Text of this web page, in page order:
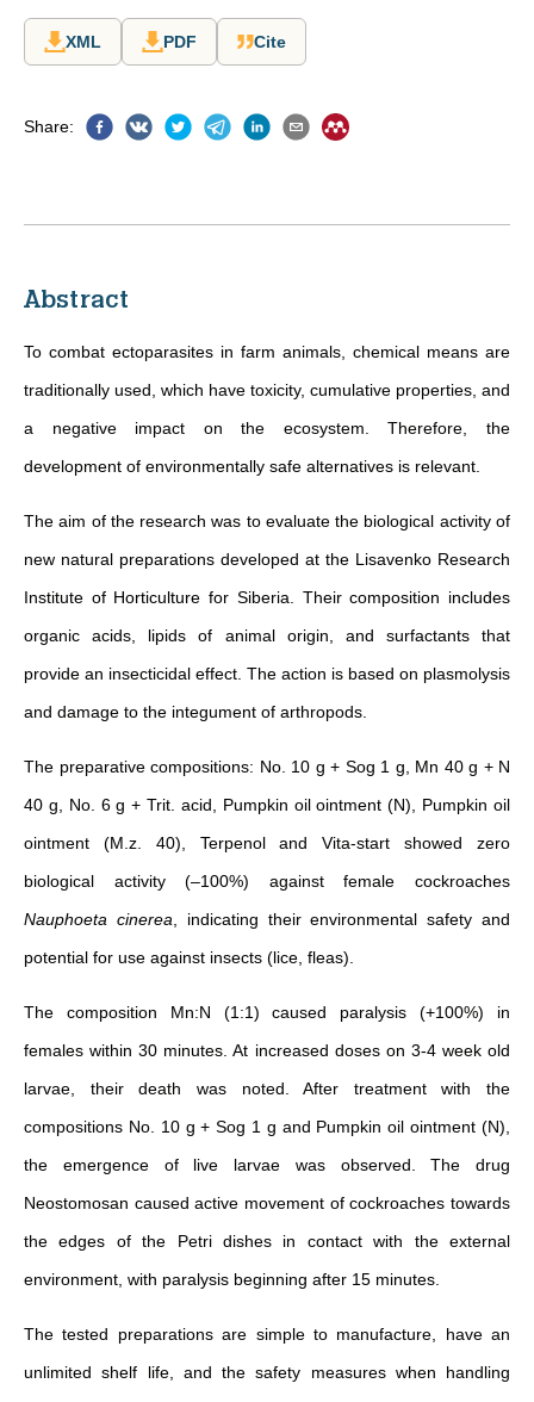
XML PDF Cite
Share:
Abstract
To combat ectoparasites in farm animals, chemical means are
traditionally used, which have toxicity, cumulative properties, and
a negative impact on the ecosystem. Therefore, the
development of environmentally safe alternatives is relevant.
The aim of the research was to evaluate the biological activity of
new natural preparations developed at the Lisavenko Research
Institute of Horticulture for Siberia. Their composition includes
organic acids, lipids of animal origin, and surfactants that
provide an insecticidal effect. The action is based on plasmolysis
and damage to the integument of arthropods.
The preparative compositions: No. 10 g + Sog 1 g, Mn 40 g + N
40 g, No. 6 g + Trit. acid, Pumpkin oil ointment (N), Pumpkin oil
ointment (M.z. 40), Terpenol and Vita-start showed zero
biological activity (–100%) against female cockroaches
Nauphoeta cinerea , indicating their environmental safety and
potential for use against insects (lice, fleas).
The composition Mn:N (1:1) caused paralysis (+100%) in
females within 30 minutes. At increased doses on 3-4 week old
larvae, their death was noted. After treatment with the
compositions No. 10 g + Sog 1 g and Pumpkin oil ointment (N),
the emergence of live larvae was observed. The drug
Neostomosan caused active movement of cockroaches towards
the edges of the Petri dishes in contact with the external
environment, with paralysis beginning after 15 minutes.
The tested preparations are simple to manufacture, have an
unlimited shelf life, and the safety measures when handling